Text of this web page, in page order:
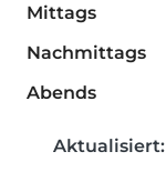
Mittags
Nachmittags
Abends
Aktualisiert: